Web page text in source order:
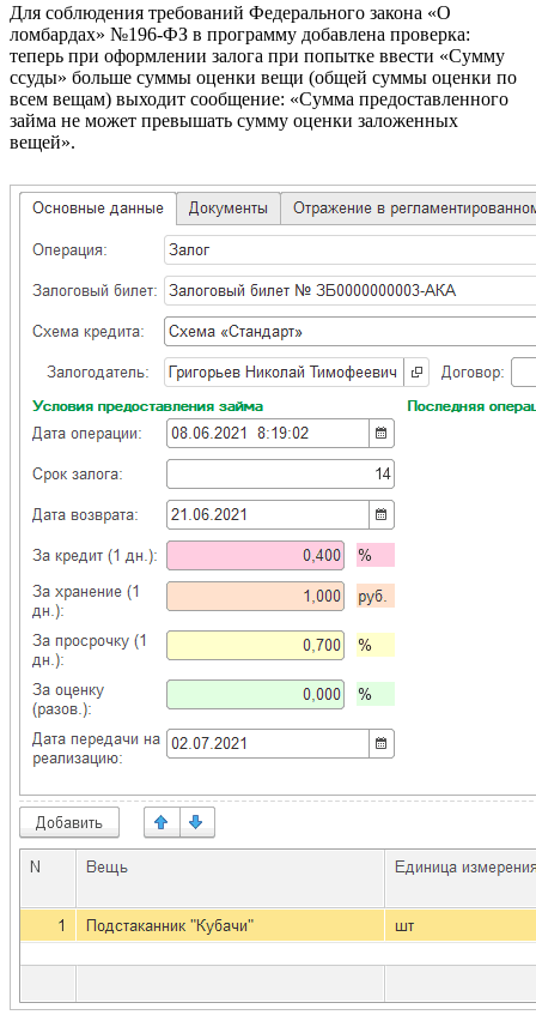
Для соблюдения требований Федерального закона «О
ломбардах» №196-ФЗ в программу добавлена проверка:
теперь при оформлении залога при попытке ввести «Сумму
ссуды» больше суммы оценки вещи (общей суммы оценки по
всем вещам) выходит сообщение: «Сумма предоставленного
займа не может превышать сумму оценки заложенных
вещей».